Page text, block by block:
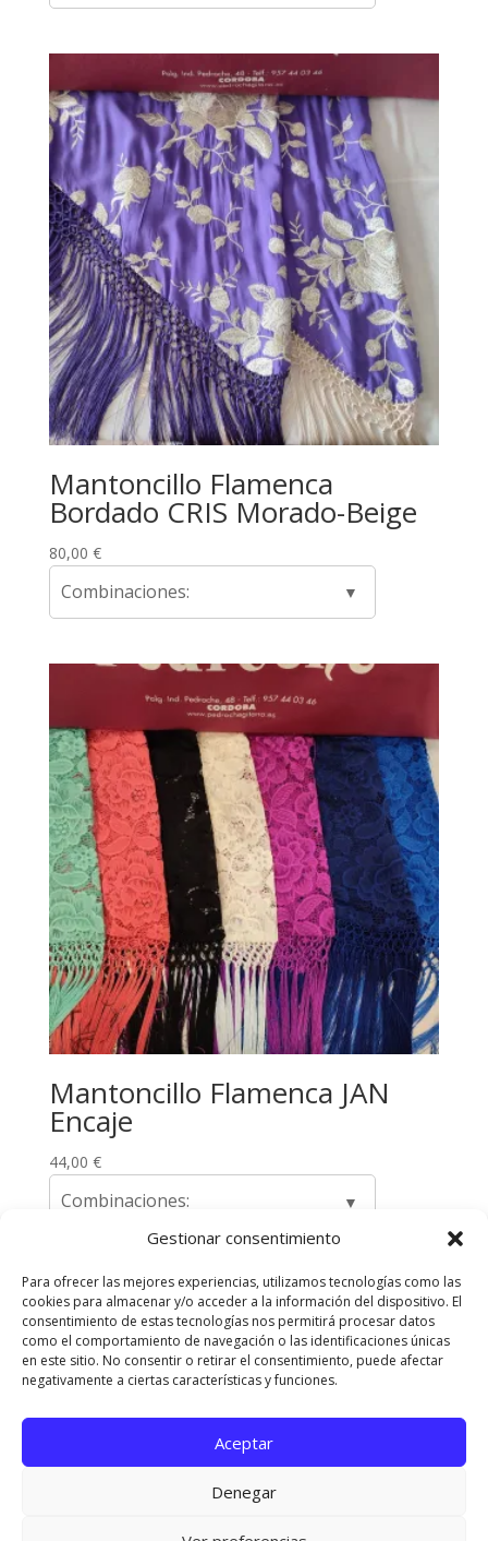
Gestionar consentimiento
Para ofrecer las mejores experiencias, utilizamos tecnologías como las
cookies para almacenar y/o acceder a la información del dispositivo. El
consentimiento de estas tecnologías nos permitirá procesar datos
como el comportamiento de navegación o las identificaciones únicas
en este sitio. No consentir o retirar el consentimiento, puede afectar
negativamente a ciertas características y funciones.
Aceptar
Denegar
Mantoncillo Flamenca
Bordado CRIS Morado-Beige
80,00 €
Combinaciones:
Mantoncillo Flamenca JAN
Encaje
44,00 €
Combinaciones:
Envíos y Devoluciones
Quienes somos
Contacta con nosotros
Política de privacidad
Políticas de Cookies
Aviso Legal
Elegant Themes